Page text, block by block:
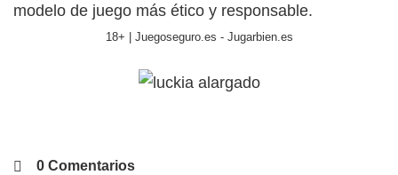
modelo de juego más ético y responsable.
18+ | Juegoseguro.es - Jugarbien.es
0 Comentarios